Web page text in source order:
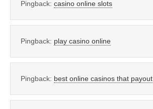
Pingback: casino online slots
Pingback: play casino online
Pingback: best online casinos that payout